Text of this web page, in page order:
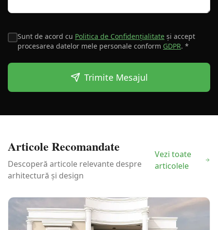
Sunt de acord cu Politica de Confidențialitate și accept
procesarea datelor mele personale conform GDPR. *
Trimite Mesajul
Articole Recomandate
Descoperă articole relevante despre
arhitectură și design
Vezi toate
articolele